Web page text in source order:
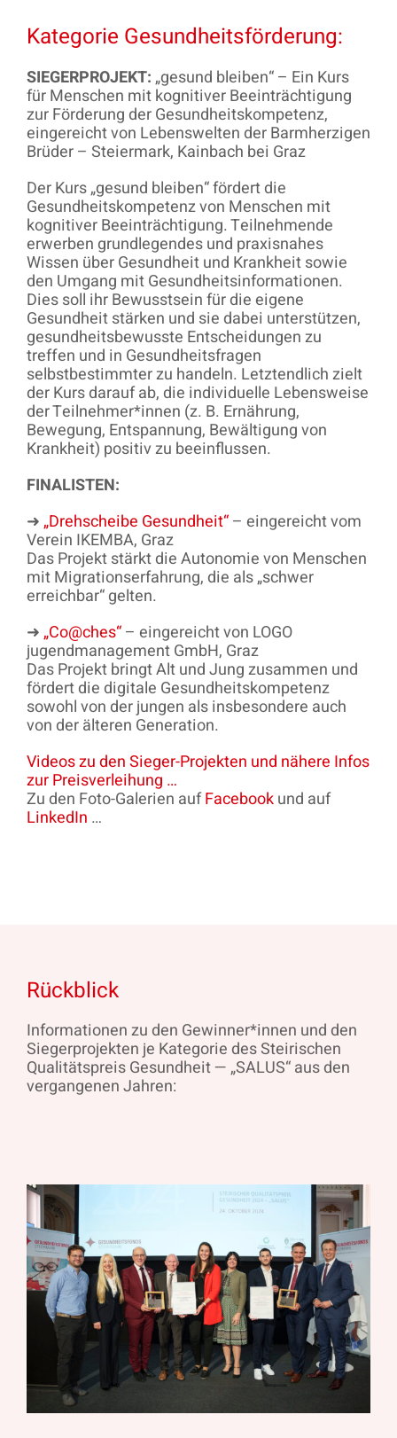
Kategorie Gesundheitsförderung:
SIEGERPROJEKT:„gesund bleiben“ – Ein Kurs
für Menschen mit kognitiver Beeinträchtigung
zur Förderung der Gesundheitskompetenz,
eingereicht von Lebenswelten der Barmherzigen
Brüder – Steiermark, Kainbach bei Graz
Der Kurs „gesund bleiben“ fördert die
Gesundheitskompetenz von Menschen mit
kognitiver Beeinträchtigung. Teilnehmende
erwerben grundlegendes und praxisnahes
Wissen über Gesundheit und Krankheit sowie
den Umgang mit Gesundheitsinformationen.
Dies soll ihr Bewusstsein für die eigene
Gesundheit stärken und sie dabei unterstützen,
gesundheitsbewusste Entscheidungen zu
treffen und in Gesundheitsfragen
selbstbestimmter zu handeln. Letztendlich zielt
der Kurs darauf ab, die individuelle Lebensweise
der Teilnehmer*innen (z. B. Ernährung,
Bewegung, Entspannung, Bewältigung von
Krankheit) positiv zu beeinflussen.
FINALISTEN:
➜„Drehscheibe Gesundheit“– eingereicht vom
Verein IKEMBA, Graz
Das Projekt stärkt die Autonomie von Menschen
mit Migrationserfahrung, die als „schwer
erreichbar“ gelten.
➜„Co@ches“– eingereicht von LOGO
jugendmanagement GmbH, Graz
Das Projekt bringt Alt und Jung zusammen und
fördert die digitale Gesundheitskompetenz
sowohl von der jungen als insbesondere auch
von der älteren Generation.
Videos zu den Sieger-Projekten und nähere Infos
zur Preisverleihung …
Zu den Foto-Galerien aufFacebookund auf
LinkedIn …
Rückblick
Informationen zu den Gewinner*innen und den
Siegerprojekten je Kategorie des Steirischen
Qualitätspreis Gesundheit — „SALUS“ aus den
vergangenen Jahren: